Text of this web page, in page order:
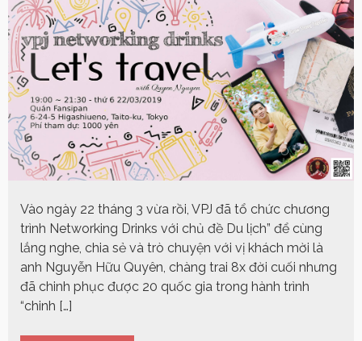
Vào ngày 22 tháng 3 vừa rồi, VPJ đã tổ chức chương
trình Networking Drinks với chủ đề Du lịch” để cùng
lắng nghe, chia sẻ và trò chuyện với vị khách mời là
anh Nguyễn Hữu Quyên, chàng trai 8x đời cuối nhưng
đã chinh phục được 20 quốc gia trong hành trình
“chinh […]